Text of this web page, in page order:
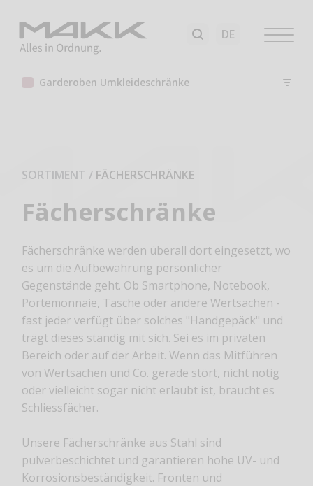
Garderoben Umkleideschränke
SORTIMENT / FÄCHERSCHRÄNKE
Fächerschränke
Fächerschränke werden überall dort eingesetzt, wo
es um die Aufbewahrung persönlicher
Gegenstände geht. Ob Smartphone, Notebook,
Portemonnaie, Tasche oder andere Wertsachen -
fast jeder verfügt über solches "Handgepäck" und
trägt dieses ständig mit sich. Sei es im privaten
Bereich oder auf der Arbeit. Wenn das Mitführen
von Wertsachen und Co. gerade stört, nicht nötig
oder vielleicht sogar nicht erlaubt ist, braucht es
Schliessfächer.
Unsere Fächerschränke aus Stahl sind
pulverbeschichtet und garantieren hohe UV- und
Korrosionsbeständigkeit. Fronten und